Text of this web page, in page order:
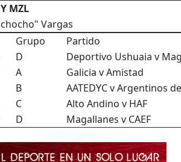
MZL
Vargas
Grupo
Partido
D
Deportivo Ushuaia v
A
Galicia v Amistad
B
AATEDYC v Argentinos
C
Alto Andino v HAF
D Magallanes v CAEF